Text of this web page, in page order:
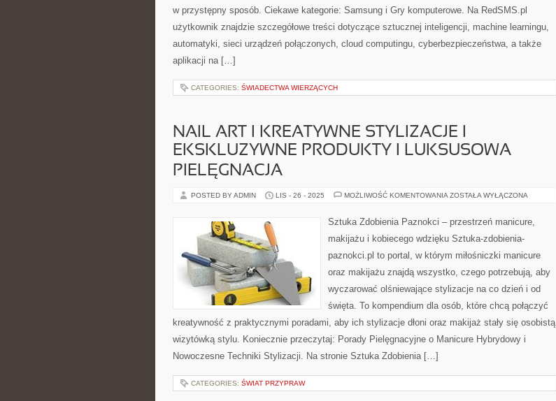
w przystępny sposób. Ciekawe kategorie: Samsung i Gry komputerowe. Na RedSMS.pl
użytkownik znajdzie szczegółowe treści dotyczące sztucznej inteligencji, machine learningu,
automatyki, sieci urządzeń połączonych, cloud computingu, cyberbezpieczeństwa, a także
aplikacji na […]
CATEGORIES: ŚWIADECTWA WIERZĄCYCH
NAIL ART I KREATYWNE STYLIZACJE I
EKSKLUZYWNE PRODUKTY I LUKSUSOWA
PIELĘGNACJA
POSTED BY ADMIN LIS - 26 - 2025 MOŻLIWOŚĆ KOMENTOWANIA NAIL
KREATYWNE
STYLIZACJE
EKSKLUZYWNE
I
PIELĘGNACJA
ZOSTAŁA WYŁĄCZONA
Sztuka Zdobienia Paznokci – przestrzeń manicure,
makijażu i kobiecego wdzięku Sztuka-zdobienia-
paznokci.pl to portal, w którym miłośniczki manicure
oraz makijażu znajdą wszystko, czego potrzebują, aby
wyczarować olśniewające stylizacje na co dzień i od
święta. To kompendium dla osób, które chcą połączyć
kreatywność z praktycznymi poradami, aby ich stylizacje dłoni oraz makijaż stały się osobistą
wizytówką stylu. Koniecznie przeczytaj: Porady Pielęgnacyjne o Manicure Hybrydowy i
Nowoczesne Techniki Stylizacji. Na stronie Sztuka Zdobienia […]
CATEGORIES: ŚWIAT PRZYPRAW